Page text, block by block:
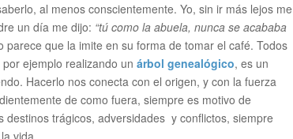
al menos conscientemente. Yo, sin ir más lejos me
un día me dijo: “tú como la abuela, nunca se acababa
que la imite en su forma de tomar el café. Todos
ejemplo realizando un árbol genealógico, es un
Hacerlo nos conecta con el origen, y con la fuerza
de como fuera, siempre es motivo de
trágicos, adversidades y conflictos, siempre